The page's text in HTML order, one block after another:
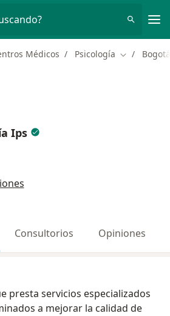
Médicos Psicología Cambiar de
Bogotá
Ips
Consultorios Opiniones
presta servicios especializados
a mejorar la calidad de